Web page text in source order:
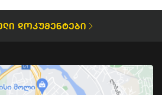
Დოკუმენტები